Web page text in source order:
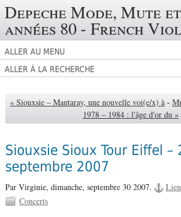
Depeche Mode, Mute
années 80 - French
ALLER AU MENU
ALLER À LA RECHERCHE
« Siouxsie – Mantaray, une nouvelle voi(e/x) à -
1978 – 1984 : l'âge d'or du »
Siouxsie Sioux Tour Eiffel –
septembre 2007
Par Virginie, dimanche, septembre 30 2007.
Concerts